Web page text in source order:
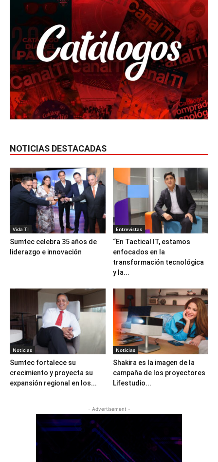
NOTICIAS DESTACADAS
Vida TI
Sumtec celebra 35 años de
liderazgo e innovación
Entrevistas
“En Tactical IT, estamos
enfocados en la
transformación tecnológica
y la...
Noticias
Sumtec fortalece su
crecimiento y proyecta su
expansión regional en los...
Noticias
Shakira es la imagen de la
campaña de los proyectores
Lifestudio...
- Advertisement -